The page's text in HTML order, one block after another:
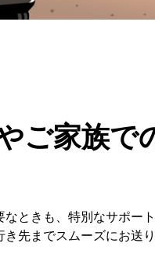
ご家族で
なときも、特別なサポー
先までスムーズにお送り